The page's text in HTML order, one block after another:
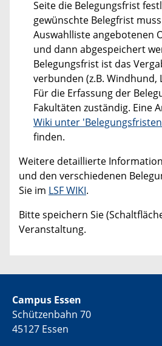
Seite die Belegungsfrist
gewünschte Belegfrist
Auswahlliste angebotenen
und dann abgespeichert
Belegungsfrist ist das
verbunden (z.B. Windhund,
Für die Erfassung der
Fakultäten zuständig. Eine
Wiki unter
finden.
Weitere detaillierte
und den verschiedenen
Sie im LSF WIKI.
Bitte speichern Sie
Veranstaltung.
Campus Essen
Schützenbahn 70
45127 Essen